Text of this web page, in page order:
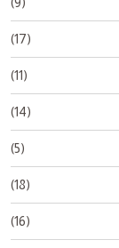
(17)
(11)
(14)
(5)
(18)
(16)